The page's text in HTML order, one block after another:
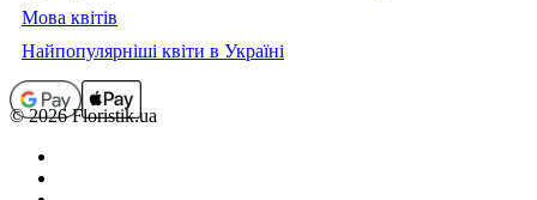
Мова квітів
Найпопулярніші квіти в Україні
© 2026 Floristik.ua